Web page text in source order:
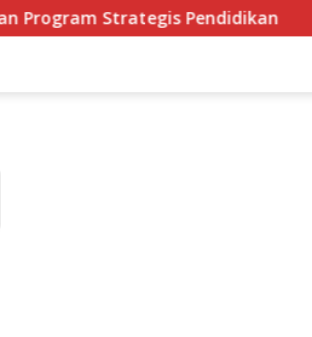
Bupati FDW Lepas